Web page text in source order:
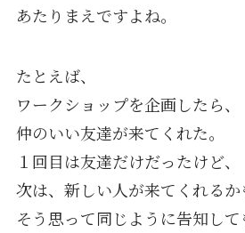
あたりまえですよね。
たとえば、
ワークショップを企画したら、
仲のいい友達が来てくれた。
１回目は友達だけだったけど、
次は、新しい人が来てくれるか
そう思って同じように告知して